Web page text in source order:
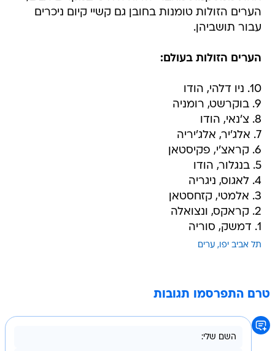
הערים הזולות טומנות בחובן גם קשיי קיום ניכרים
עבור תושביהן.
הערים הזולות בעולם:
10. ניו דלהי, הודו
9. בוקרשט, רומניה
8. צ'נאי, הודו
7. אלג'יר, אלג'יריה
6. קראצ'י, פקיסטאן
5. בנגלור, הודו
4. לאגוס, ניגריה
3. אלמטי, קזחסטאן
2. קראקס, ונצואלה
1. דמשק, סוריה
תל אביב יפו ערים
טרם התפרסמו תגובות